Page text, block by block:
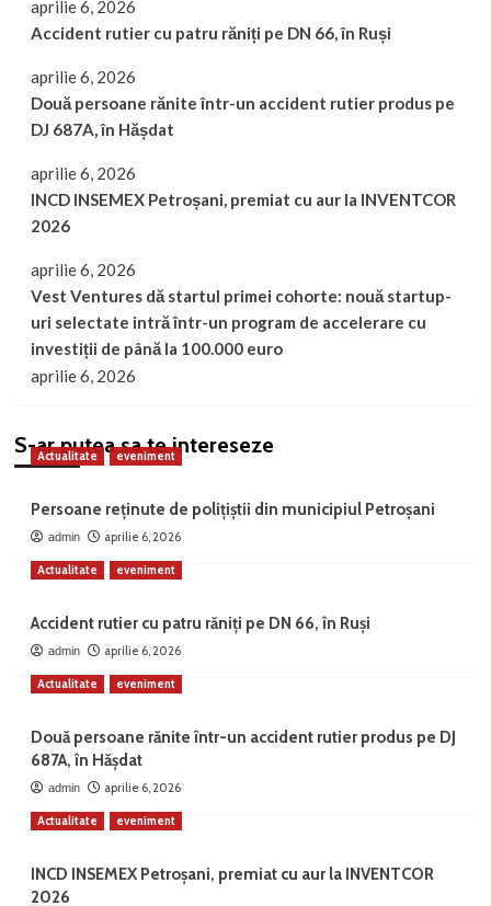
aprilie 6, 2026
Accident rutier cu patru răniți pe DN 66, în Ruși
aprilie 6, 2026
Două persoane rănite într-un accident rutier produs pe
DJ 687A, în Hășdat
aprilie 6, 2026
INCD INSEMEX Petroșani, premiat cu aur la INVENTCOR
2026
aprilie 6, 2026
Vest Ventures dă startul primei cohorte: nouă startup-
uri selectate intră într-un program de accelerare cu
investiții de până la 100.000 euro
aprilie 6, 2026
S-ar putea sa te intereseze
Actualitate eveniment
Persoane reținute de polițiștii din municipiul Petroșani
admin aprilie 6, 2026
Actualitate eveniment
Accident rutier cu patru răniți pe DN 66, în Ruși
admin aprilie 6, 2026
Actualitate eveniment
Două persoane rănite într-un accident rutier produs pe DJ
687A, în Hășdat
admin aprilie 6, 2026
Actualitate eveniment
INCD INSEMEX Petroșani, premiat cu aur la INVENTCOR
2026